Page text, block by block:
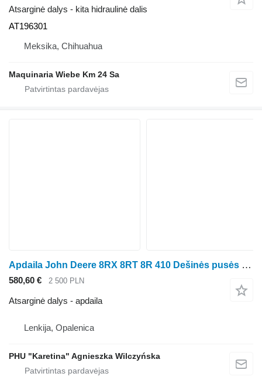
Atsarginė dalys - kita hidraulinė dalis
AT196301
Meksika, Chihuahua
Maquinaria Wiebe Km 24 Sa
Apdaila John Deere 8RX 8RT 8R 410 Dešinės pusės dangtelio korpusas R569.131 ratinio traktoriaus John Deere 8RX 8RT 8R 410
580,60 € 2 500 PLN
Atsarginė dalys - apdaila
Lenkija, Opalenica
PHU "Karetina" Agnieszka Wilczyńska